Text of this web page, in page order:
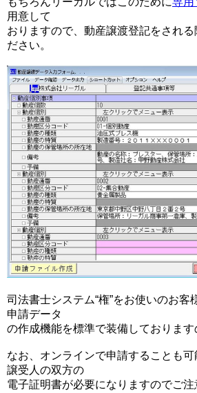
用意して
おりますので、動産譲渡登記をされる
ださい。
司法書士システム“権”をお使いのお客
申請データ
の作成機能を標準で装備しております
なお、オンラインで申請することも
譲受人の双方の
電子証明書が必要になりますのでご注